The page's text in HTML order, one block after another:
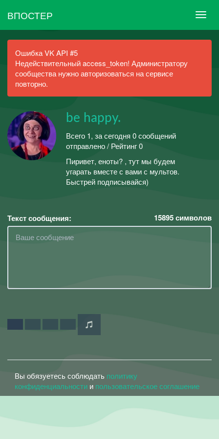
ВПОСТЕР
Ошибка VK API #5
Недействительный access_token! Администратору
сообщества нужно авторизоваться на сервисе
повторно.
be happy.
Всего 1, за сегодня 0 сообщений
отправлено / Рейтинг 0
Пиривет, еноты? , тут мы будем
угарать вместе с вами с мультов.
Быстрей подписывайся)
Текст сообщения: 15895символов
Вы обязуетесь соблюдать политику
конфиденциальности и пользовательское соглашение